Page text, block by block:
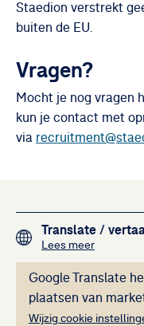
Staedion verstrekt
buiten de EU.
Vragen?
Mocht je nog vragen
kun je contact met
via
Footer navigation
Translate /
Lees meerover het
Google Translate
plaatsen van
Wijzig cookie